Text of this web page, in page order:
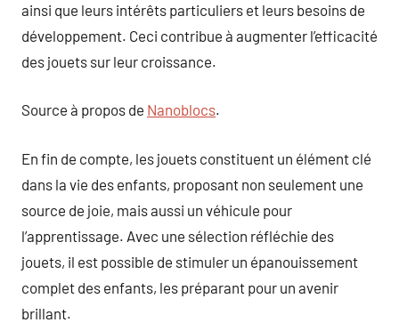
ainsi que leurs intérêts particuliers et leurs besoins de
développement. Ceci contribue à augmenter l’efficacité
des jouets sur leur croissance.
Source à propos de Nanoblocs.
En fin de compte, les jouets constituent un élément clé
dans la vie des enfants, proposant non seulement une
source de joie, mais aussi un véhicule pour
l’apprentissage. Avec une sélection réfléchie des
jouets, il est possible de stimuler un épanouissement
complet des enfants, les préparant pour un avenir
brillant.